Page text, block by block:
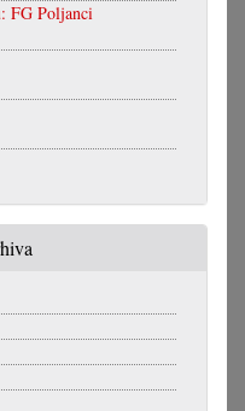
FG Poljanci